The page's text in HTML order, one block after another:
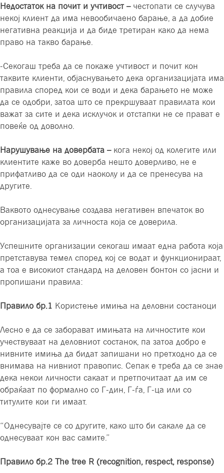
Недостаток на почит и учтивост – честопати се случува
некој клиент да има невообичаено барање, а да добие
негативна реакција и да биде третиран како да нема
право на такво барање.
-Секогаш треба да се покаже учтивост и почит кон
таквите клиенти, објаснувањето дека организацијата има
правила според кои се води и дека барањето не може
да се одобри, затоа што се прекршуваат правилата кои
важат за сите и дека исклучок и отстапки не се прават е
повеќе од доволно.
Нарушување на довербата – кога некој од колегите или
клиентите каже во доверба нешто доверливо, не е
прифатливо да се оди наоколу и да се пренесува на
другите.
Ваквото однесување создава негативен впечаток во
организацијата за личноста која се доверила.
Успешните организации секогаш имаат една работа која
претставува темел според кој се водат и функционираат,
а тоа е високиот стандард на деловен бонтон со јасни и
пропишани правила:
Правило бр.1 Користење имиња на деловни состаноци
Лесно е да се заборават имињата на личностите кои
учествуваат на деловниот состанок, па затоа добро е
нивните имиња да бидат запишани но претходно да се
внимава на нивниот правопис. Сепак е треба да се знае
дека некои личности сакаат и претпочитаат да им се
обраќаат по формално со Г-дин, Г-ѓа, Г-ца или со
титулите кои ги имаат.
“Однесувајте се со другите, како што би сакале да се
однесуваат кон вас самите.”
Правило бр.2 The tree R (recognition, respect, response)